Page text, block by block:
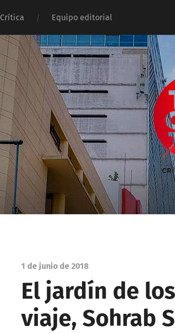
Crítica Equipo editorial
1 de junio de 2018
El jardín de
viaje, Sohrab